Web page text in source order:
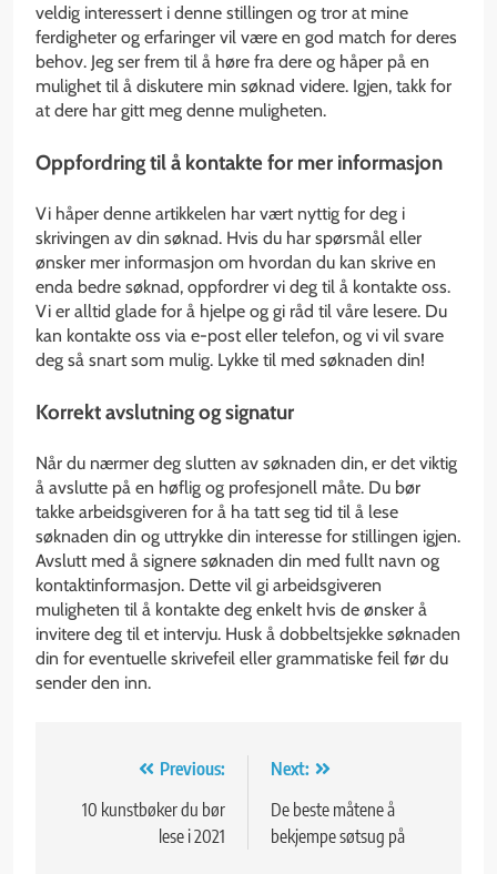
veldig interessert i denne stillingen og tror at mine
ferdigheter og erfaringer vil være en god match for deres
behov. Jeg ser frem til å høre fra dere og håper på en
mulighet til å diskutere min søknad videre. Igjen, takk for
at dere har gitt meg denne muligheten.
Oppfordring til å kontakte for mer informasjon
Vi håper denne artikkelen har vært nyttig for deg i
skrivingen av din søknad. Hvis du har spørsmål eller
ønsker mer informasjon om hvordan du kan skrive en
enda bedre søknad, oppfordrer vi deg til å kontakte oss.
Vi er alltid glade for å hjelpe og gi råd til våre lesere. Du
kan kontakte oss via e-post eller telefon, og vi vil svare
deg så snart som mulig. Lykke til med søknaden din!
Korrekt avslutning og signatur
Når du nærmer deg slutten av søknaden din, er det viktig
å avslutte på en høflig og profesjonell måte. Du bør
takke arbeidsgiveren for å ha tatt seg tid til å lese
søknaden din og uttrykke din interesse for stillingen igjen.
Avslutt med å signere søknaden din med fullt navn og
kontaktinformasjon. Dette vil gi arbeidsgiveren
muligheten til å kontakte deg enkelt hvis de ønsker å
invitere deg til et intervju. Husk å dobbeltsjekke søknaden
din for eventuelle skrivefeil eller grammatiske feil før du
sender den inn.
Innleggsnavigasjon
Previous:
10 kunstbøker du bør
lese i 2021
Next:
De beste måtene å
bekjempe søtsug på